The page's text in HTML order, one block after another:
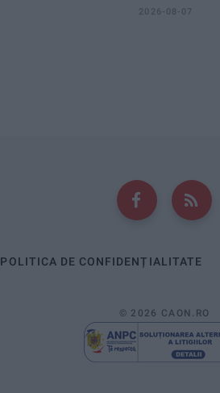
2026-08-07
POLITICA DE CONFIDENȚIALITATE
© 2026 CAON.RO